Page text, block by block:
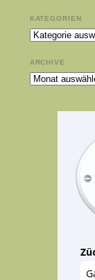
KATEGORIEN
Kategorien
ARCHIVE
Archive